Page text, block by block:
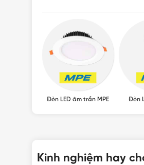
Đèn LED âm trần MPE Đèn
Kinh nghiệm hay